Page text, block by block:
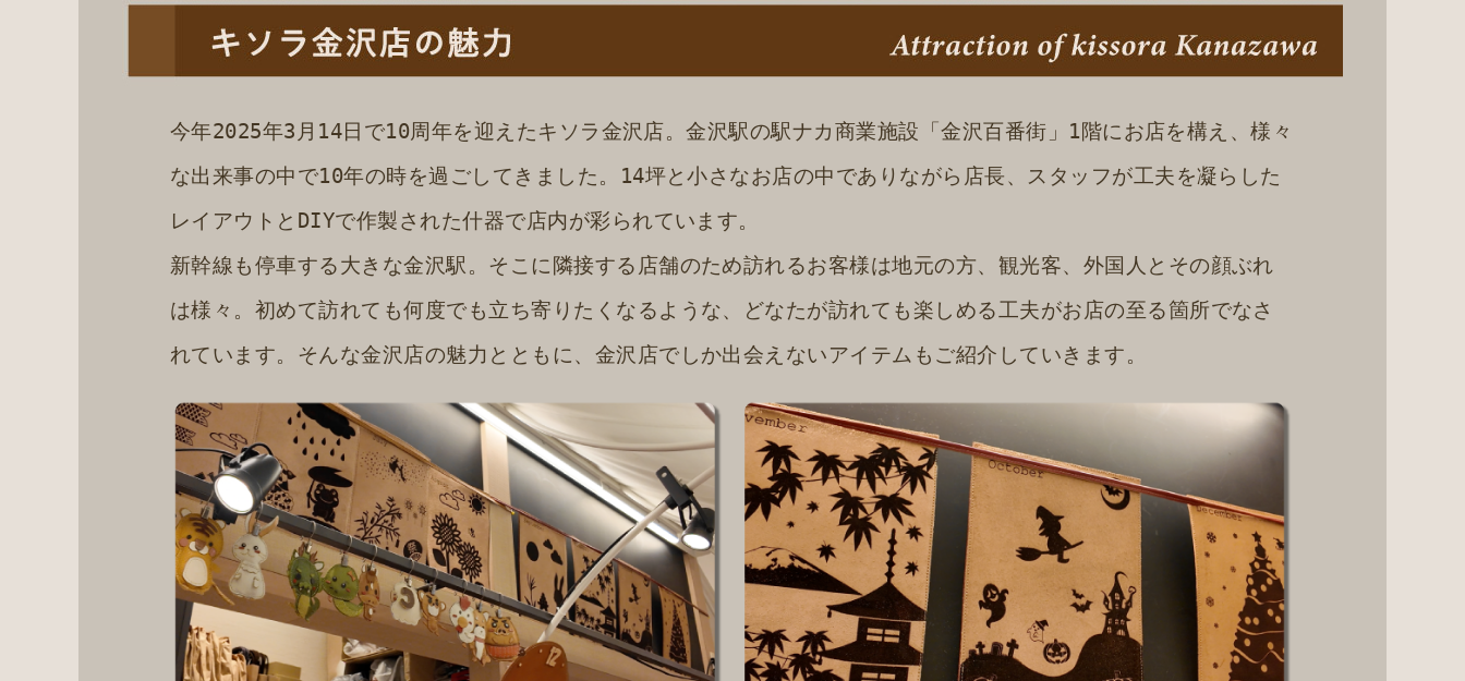
今年2025年3月14日で10周年を迎えたキソラ金沢店。金沢駅の駅ナカ商業施設「金沢百番街」1階にお店を構え、様々
な出来事の中で10年の時を過ごしてきました。14坪と小さなお店の中でありながら店長、スタッフが工夫を凝らした
レイアウトとDIYで作製された什器で店内が彩られています。
新幹線も停車する大きな金沢駅。そこに隣接する店舗のため訪れるお客様は地元の方、観光客、外国人とその顔ぶれ
は様々。初めて訪れても何度でも立ち寄りたくなるような、どなたが訪れても楽しめる工夫がお店の至る箇所でなさ
れています。そんな金沢店の魅力とともに、金沢店でしか出会えないアイテムもご紹介していきます。